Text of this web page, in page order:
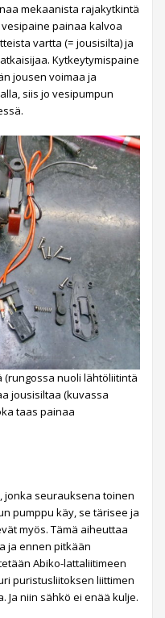
mekaanista rajakytkintä
painaa kalvoa
vartta (= jousisilta) ja
Kytkeytymispaine
jousen voimaa ja
siis jo vesipumpun
nuoli lähtöliitintä
jousisiltaa (kuvassa
taas painaa
jonka seurauksena toinen
pumppu käy, se tärisee ja
myös. Tämä aiheuttaa
ja ennen pitkään
Abiko-lattaliitimeen
puristusliitoksen liittimen
Ja niin sähkö ei enää kulje.